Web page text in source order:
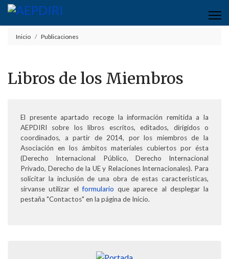
Inicio Publicaciones
Libros de los Miembros
El presente apartado recoge la información remitida a la
AEPDIRI sobre los libros escritos, editados, dirigidos o
coordinados, a partir de 2014, por los miembros de la
Asociación en los ámbitos materiales cubiertos por ésta
(Derecho Internacional Público, Derecho Internacional
Privado, Derecho de la UE y Relaciones Internacionales). Para
solicitar la inclusión de una obra de estas características,
sírvanse utilizar elformulario que aparece al desplegar la
pestaña "Contactos" en la página de Inicio.